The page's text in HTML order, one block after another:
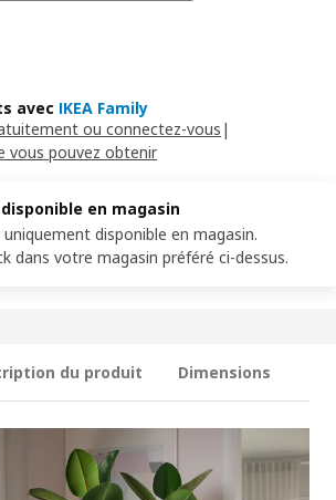
avec IKEA Family
ou connectez-vous |
vous pouvez obtenir
en magasin
disponible en magasin.
dans votre magasin préféré ci-dessus.
du produit Dimensions